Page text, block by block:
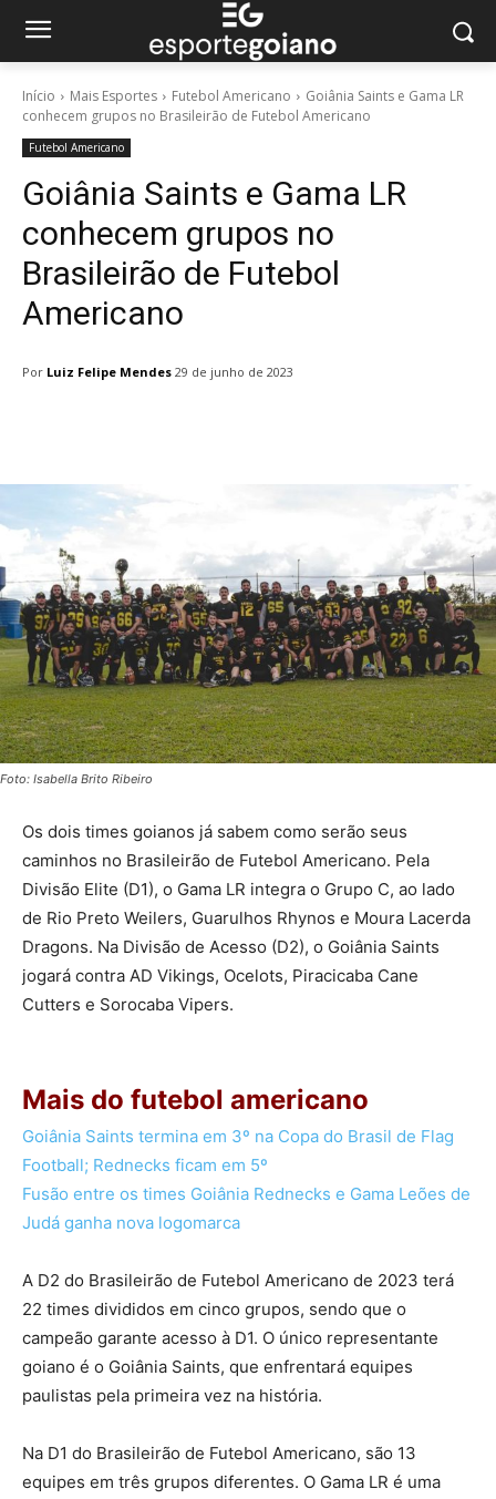
Início Mais Esportes Futebol Americano
Goiânia Saints e Gama LR
conhecem grupos no Brasileirão de Futebol Americano
Futebol Americano
Goiânia Saints e Gama LR
conhecem grupos no
Brasileirão de Futebol
Americano
Por Luiz Felipe Mendes 29 de junho de 2023
Foto: Isabella Brito Ribeiro
Os dois times goianos já sabem como serão seus
caminhos no Brasileirão de Futebol Americano. Pela
Divisão Elite (D1), o Gama LR integra o Grupo C, ao lado
de Rio Preto Weilers, Guarulhos Rhynos e Moura Lacerda
Dragons. Na Divisão de Acesso (D2), o Goiânia Saints
jogará contra AD Vikings, Ocelots, Piracicaba Cane
Cutters e Sorocaba Vipers.
Mais do futebol americano
Goiânia Saints termina em 3º na Copa do Brasil de Flag
Football; Rednecks ficam em 5º
Fusão entre os times Goiânia Rednecks e Gama Leões de
Judá ganha nova logomarca
A D2 do Brasileirão de Futebol Americano de 2023 terá
22 times divididos em cinco grupos, sendo que o
campeão garante acesso à D1. O único representante
goiano é o Goiânia Saints, que enfrentará equipes
paulistas pela primeira vez na história.
Na D1 do Brasileirão de Futebol Americano, são 13
equipes em três grupos diferentes. O Gama LR é uma